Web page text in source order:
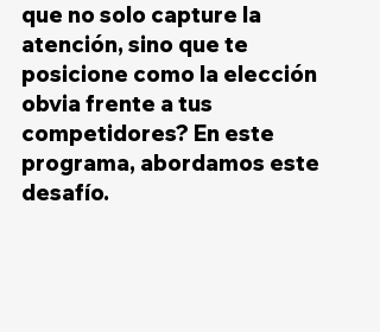
que no solo capture la
atención, sino que te
posicione como la elección
obvia frente a tus
competidores? En este
programa, abordamos este
desafío.